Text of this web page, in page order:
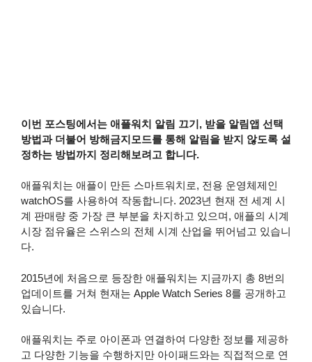
이번 포스팅에서는 애플워치 알림 끄기, 받을 알림앱 선택
방법과 더불어 방해금지모드를 통해 알림을 받지 않도록 설
정하는 방법까지 정리해보려고 합니다.
애플워치는 애플이 만든 스마트워치로, 전용 운영체제인
watchOS를 사용하여 작동합니다. 2023년 현재 전 세계 시
계 판매량 중 가장 큰 부분을 차지하고 있으며, 애플의 시계
시장 점유율은 스위스의 전체 시계 산업을 뛰어넘고 있습니
다.
2015년에 처음으로 등장한 애플워치는 지금까지 총 8번의
업데이트를 거쳐 현재는 Apple Watch Series 8를 공개하고
있습니다.
애플워치는 주로 아이폰과 연결하여 다양한 정보를 제공하
고 다양한 기능을 수행하지만 아이패드와는 직접적으로 연